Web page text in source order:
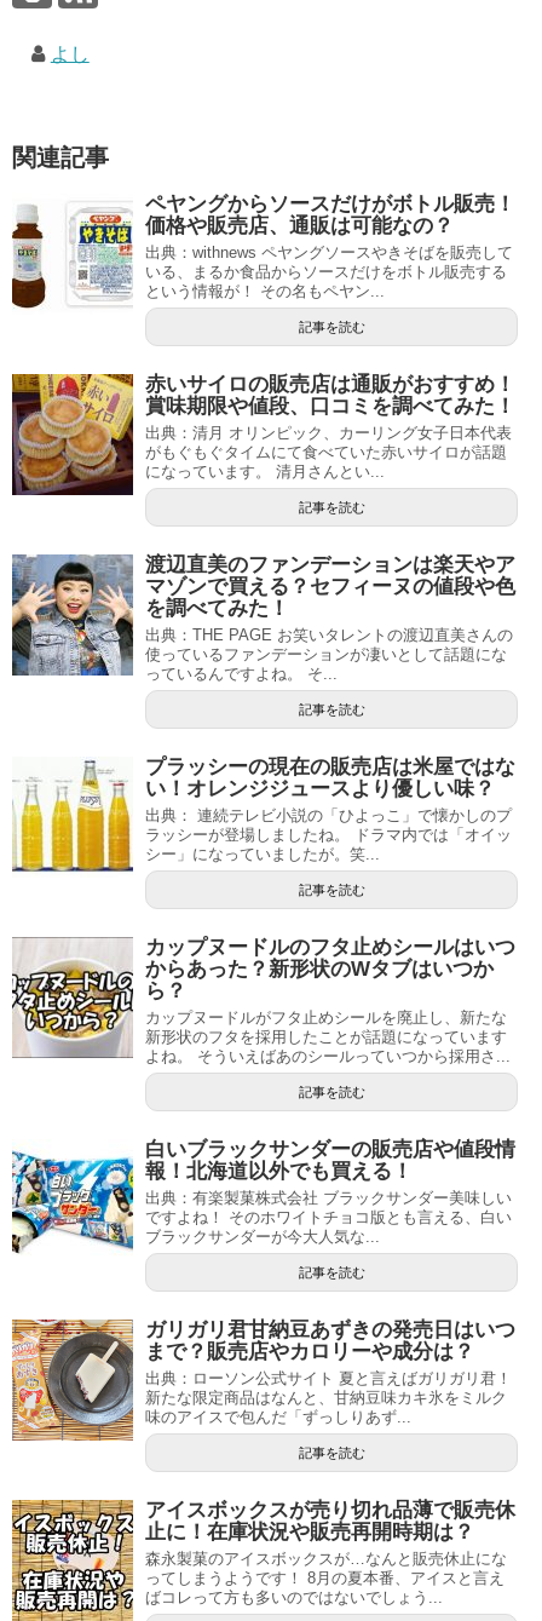
よし
関連記事
ペヤングからソースだけがボトル販売！
価格や販売店、通販は可能なの？
出典：withnews ペヤングソースやきそばを販売して
いる、まるか食品からソースだけをボトル販売する
という情報が！ その名もペヤン...
記事を読む
赤いサイロの販売店は通販がおすすめ！
賞味期限や値段、口コミを調べてみた！
出典：清月 オリンピック、カーリング女子日本代表
がもぐもぐタイムにて食べていた赤いサイロが話題
になっています。 清月さんとい...
記事を読む
渡辺直美のファンデーションは楽天やア
マゾンで買える？セフィーヌの値段や色
を調べてみた！
出典：THE PAGE お笑いタレントの渡辺直美さんの
使っているファンデーションが凄いとして話題にな
っているんですよね。 そ...
記事を読む
プラッシーの現在の販売店は米屋ではな
い！オレンジジュースより優しい味？
出典： 連続テレビ小説の「ひよっこ」で懐かしのプ
ラッシーが登場しましたね。 ドラマ内では「オイッ
シー」になっていましたが。笑...
記事を読む
カップヌードルのフタ止めシールはいつ
からあった？新形状のWタブはいつか
ら？
カップヌードルがフタ止めシールを廃止し、新たな
新形状のフタを採用したことが話題になっています
よね。 そういえばあのシールっていつから採用さ...
記事を読む
白いブラックサンダーの販売店や値段情
報！北海道以外でも買える！
出典：有楽製菓株式会社 ブラックサンダー美味しい
ですよね！ そのホワイトチョコ版とも言える、白い
ブラックサンダーが今大人気な...
記事を読む
ガリガリ君甘納豆あずきの発売日はいつ
まで？販売店やカロリーや成分は？
出典：ローソン公式サイト 夏と言えばガリガリ君！
新たな限定商品はなんと、甘納豆味カキ氷をミルク
味のアイスで包んだ「ずっしりあず...
記事を読む
アイスボックスが売り切れ品薄で販売休
止に！在庫状況や販売再開時期は？
森永製菓のアイスボックスが…なんと販売休止にな
ってしまうようです！ 8月の夏本番、アイスと言え
ばコレって方も多いのではないでしょう...